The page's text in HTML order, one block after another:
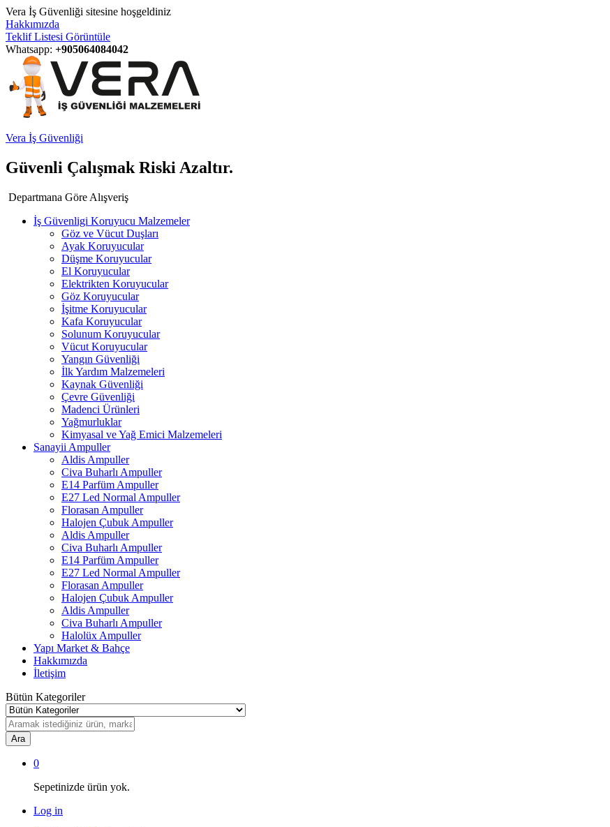
Vera İş Güvenliği sitesine hoşgeldiniz
Hakkımızda
Teklif Listesi Görüntüle
Whatsapp: +905064084042
Vera İş Güvenliği
Güvenli Çalışmak Riski Azaltır.
Departmana Göre Alışveriş
İş Güvenligi Koruyucu Malzemeler
Göz ve Vücut Duşları
Ayak Koruyucular
Düşme Koruyucular
El Koruyucular
Elektrikten Koruyucular
Göz Koruyucular
İşitme Koruyucular
Kafa Koruyucular
Solunum Koruyucular
Vücut Koruyucular
Yangın Güvenliği
İlk Yardım Malzemeleri
Kaynak Güvenliği
Çevre Güvenliği
Madenci Ürünleri
Yağmurluklar
Kimyasal ve Yağ Emici Malzemeleri
Sanayii Ampuller
Aldis Ampuller
Civa Buharlı Ampuller
E14 Parfüm Ampuller
E27 Led Normal Ampuller
Florasan Ampuller
Halojen Çubuk Ampuller
Aldis Ampuller
Civa Buharlı Ampuller
E14 Parfüm Ampuller
E27 Led Normal Ampuller
Florasan Ampuller
Halojen Çubuk Ampuller
Aldis Ampuller
Civa Buharlı Ampuller
Halolüx Ampuller
Yapı Market & Bahçe
Hakkımızda
İletişim
Bütün Kategoriler
Ara
0
Sepetinizde ürün yok.
Log in